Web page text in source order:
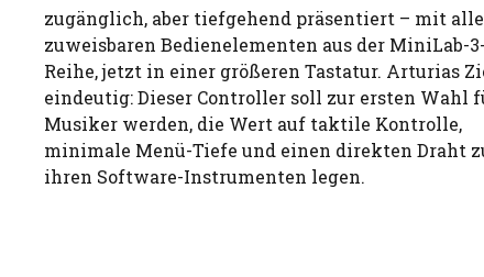
zugänglich, aber tiefgehend präsentiert – mit
zuweisbaren Bedienelementen aus der MiniLab-3-
Reihe, jetzt in einer größeren Tastatur. Arturias
eindeutig: Dieser Controller soll zur ersten Wahl
Musiker werden, die Wert auf taktile Kontrolle,
minimale Menü-Tiefe und einen direkten Draht
ihren Software-Instrumenten legen.